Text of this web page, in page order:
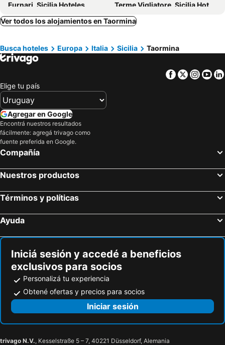
Furnari, Sicilia Hoteles
Terme Vigliatore, Sicilia Hoteles
Melito di Porto Salvo, Calabria Hoteles
Villa San Giovanni, Calabria Hoteles
Cefalu, Sicilia Hoteles
Agrigento, Sicilia Hoteles
Porto Empedocle, Sicilia Hoteles
Roma, Lacio Hoteles
Milán, Lombardía Hoteles
Venecia, Véneto Hoteles
Nápoles, Campania Hoteles
Salerno, Campania Hoteles
Ver todos los alojamientos en Taormina
Busca hoteles Europa Italia Sicilia Taormina
Facebook
Twitter
Elige tu país
Agregar en Google
Encontrá nuestros resultados
fácilmente: agregá trivago como
fuente preferida en Google.
Compañía
Nuestros productos
Términos y políticas
Ayuda
Iniciá sesión y accedé a beneficios
exclusivos para socios
Personalizá tu experiencia
Obtené ofertas y precios para socios
Iniciar sesión
trivago N.V., Kesselstraße 5 – 7, 40221 Düsseldorf, Alemania